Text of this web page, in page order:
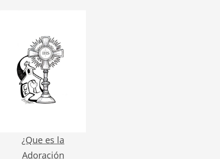
¿Que es la
Adoración